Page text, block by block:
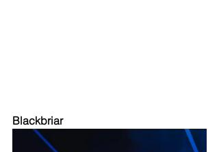
Blackbriar